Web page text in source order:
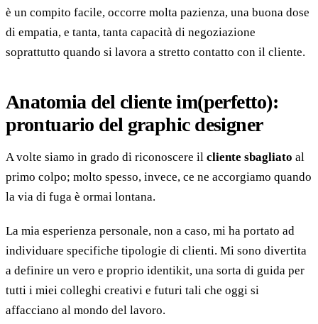
è un compito facile, occorre molta pazienza, una buona dose
di empatia, e tanta, tanta capacità di negoziazione
soprattutto quando si lavora a stretto contatto con il cliente.
Anatomia del cliente im(perfetto):
prontuario del graphic designer
A volte siamo in grado di riconoscere il cliente sbagliato al
primo colpo; molto spesso, invece, ce ne accorgiamo quando
la via di fuga è ormai lontana.
La mia esperienza personale, non a caso, mi ha portato ad
individuare specifiche tipologie di clienti. Mi sono divertita
a definire un vero e proprio identikit, una sorta di guida per
tutti i miei colleghi creativi e futuri tali che oggi si
affacciano al mondo del lavoro.